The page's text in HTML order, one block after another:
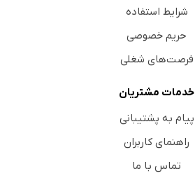
شرایط استفاده
حریم خصوصی
فرصت‌های شغلی
خدمات مشتریان
پیام به پشتیبانی
راهنمای کاربران
تماس با ما